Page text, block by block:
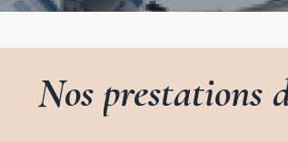
Nos prestations